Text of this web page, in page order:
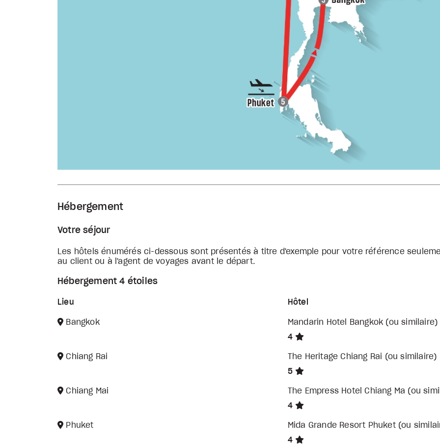
Hébergement
Votre séjour
Les hôtels énumérés ci-dessous sont présentés à titre d'exemple pour votre référence
au client ou à l'agent de voyages avant le départ.
Hébergement 4 étoiles
Lieu Hôtel
Bangkok
Mandarin Hotel Bangkok (ou similaire)
4
Chiang Rai
The Heritage Chiang Rai (ou similaire)
5
Chiang Mai
The Empress Hotel Chiang Ma (ou
4
Phuket
Mida Grande Resort Phuket (ou
4